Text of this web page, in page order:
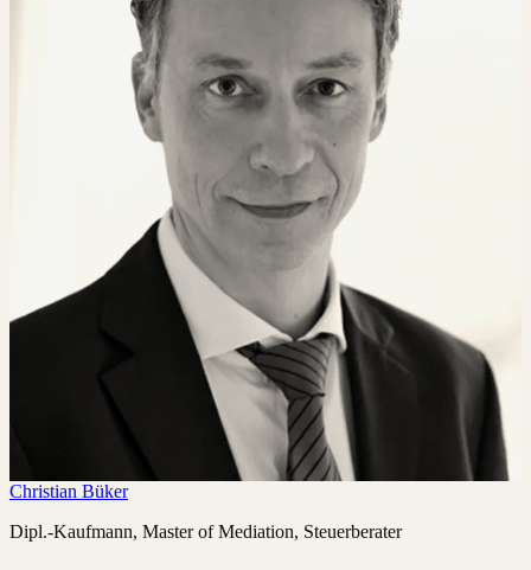
Christian Büker
Dipl.-Kaufmann, Master of Mediation, Steuerberater